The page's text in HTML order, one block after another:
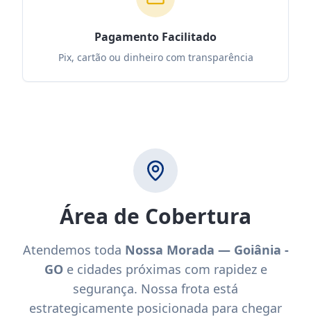
Pagamento Facilitado
Pix, cartão ou dinheiro com transparência
Área de Cobertura
Atendemos toda Nossa Morada — Goiânia -
GOe cidades próximas com rapidez e
segurança. Nossa frota está
estrategicamente posicionada para chegar